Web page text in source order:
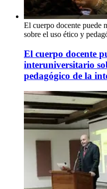
El cuerpo docente puede
sobre el uso ético y
El cuerpo docente
interuniversitario
pedagógico de la